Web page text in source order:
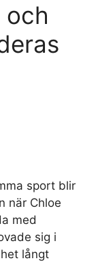
och
sport blir
när Chloe
med
sig i
långt